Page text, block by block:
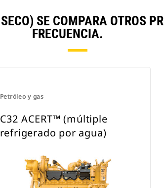
SE COMPARA OTROS
FRECUENCIA.
Petróleo y gas
C32 ACERT™ (múltiple
refrigerado por agua)